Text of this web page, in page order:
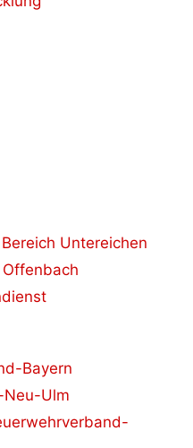
Untereichen
Bayern
Ulm